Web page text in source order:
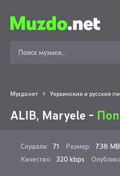
Муздо.нет Украинские и русские
ALIB, Maryele -
Слушали: 71 Размер: 7.38 MB
Качество: 320 kbps